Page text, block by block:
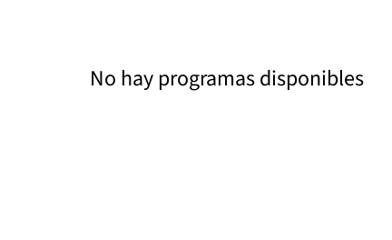
No hay programas disponibles